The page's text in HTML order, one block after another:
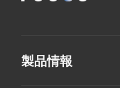
製品情報